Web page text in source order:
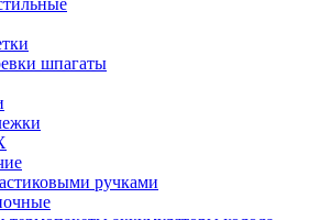
шпагаты
ручками